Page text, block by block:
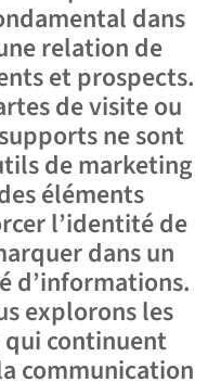
dans
relation de
et prospects.
de visite ou
ne sont
de marketing
éléments
l’identité de
dans un
d’informations.
explorons les
continuent
communication